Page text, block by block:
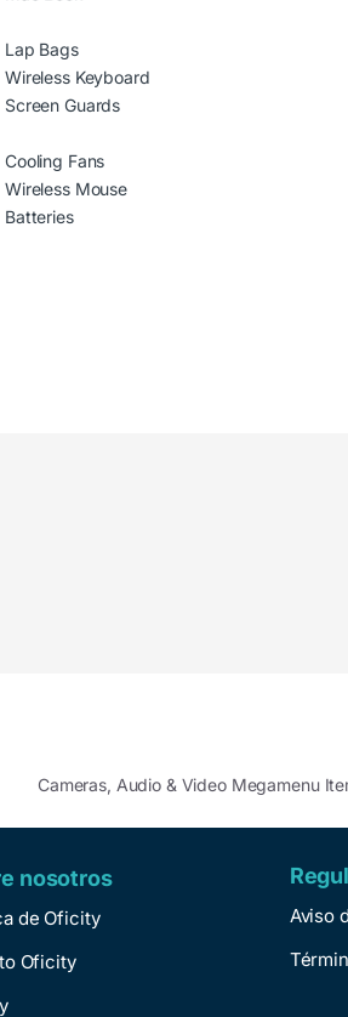
Lap Bags
Wireless Keyboard
Screen Guards
Cooling Fans
Wireless Mouse
Batteries
Cameras, Audio & Video Megamenu
nosotros
de Oficity
Oficity
Aviso